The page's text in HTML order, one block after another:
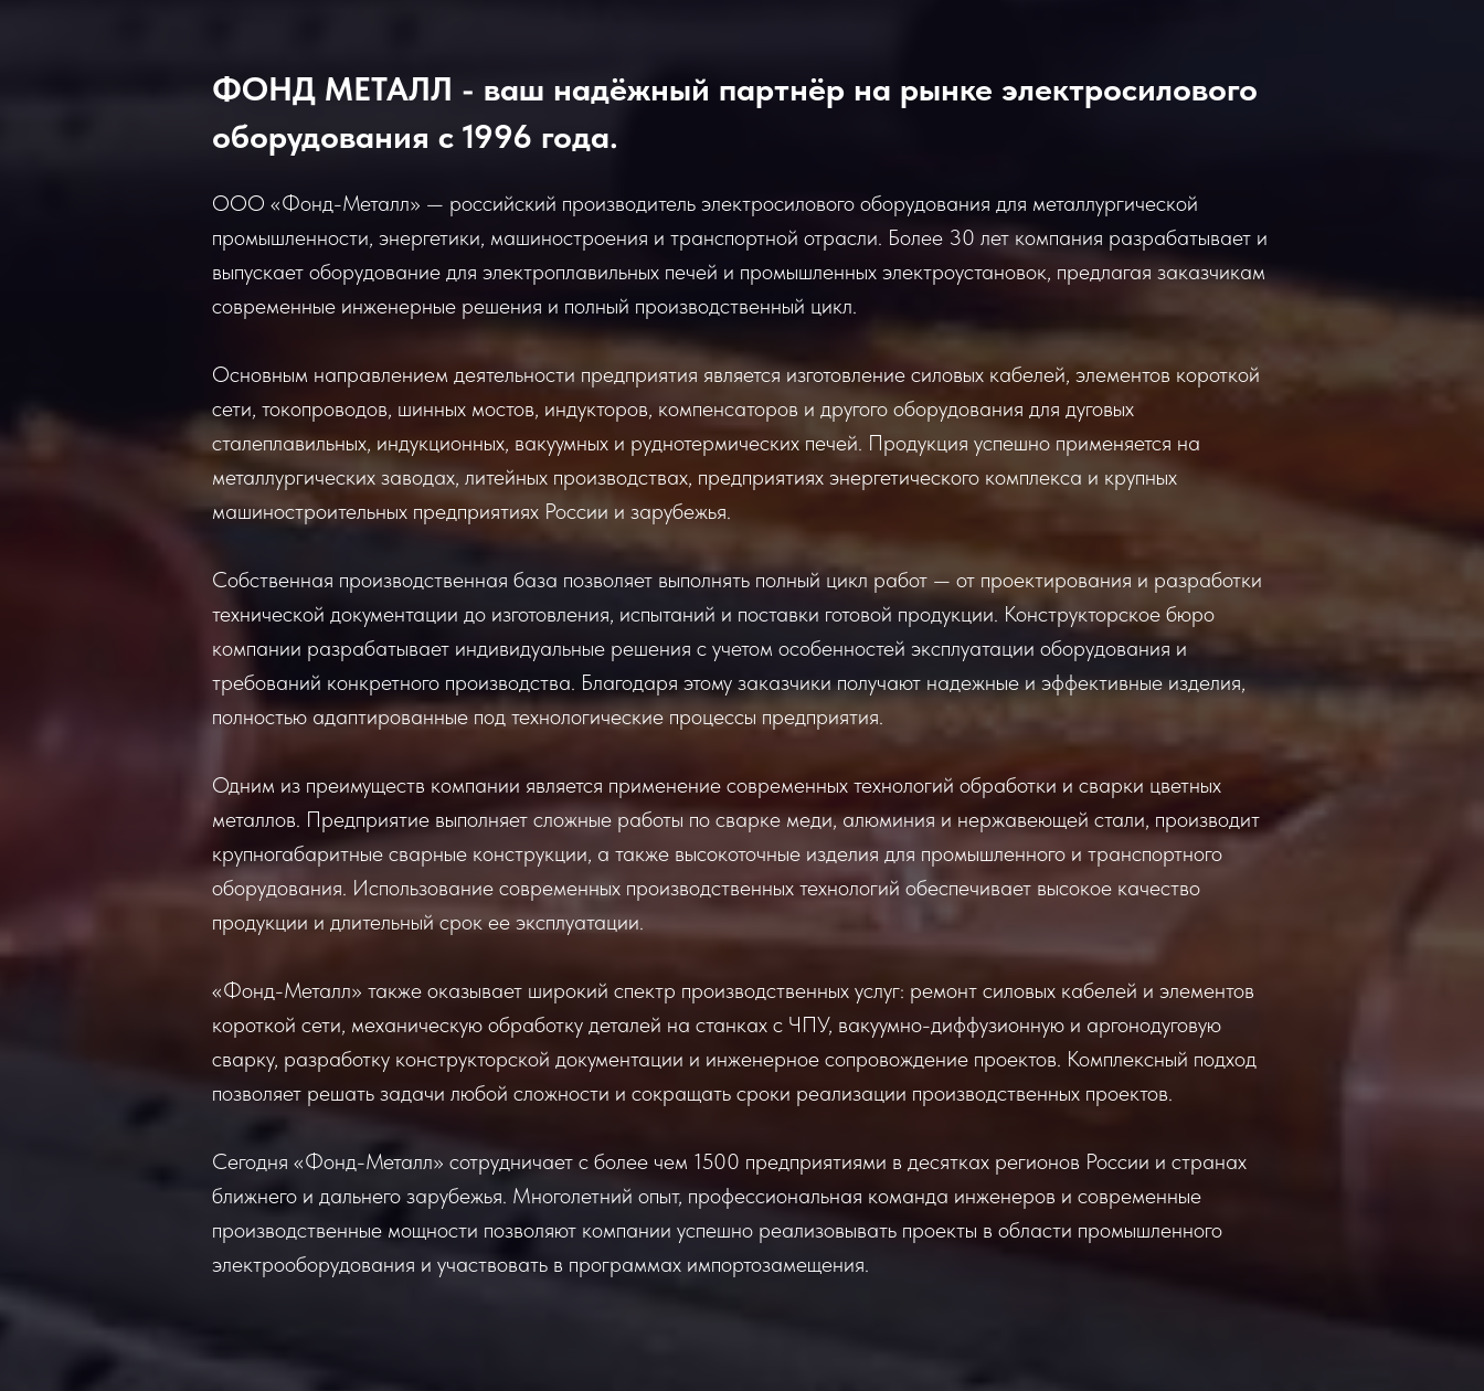
ФОНД МЕТАЛЛ - ваш надёжный партнёр на рынке электросилового
оборудования с 1996 года.
ООО «Фонд-Металл» — российский производитель электросилового оборудования для металлургической
промышленности, энергетики, машиностроения и транспортной отрасли. Более 30 лет компания разрабатывает и
выпускает оборудование для электроплавильных печей и промышленных электроустановок, предлагая заказчикам
современные инженерные решения и полный производственный цикл.
Основным направлением деятельности предприятия является изготовление силовых кабелей, элементов короткой
сети, токопроводов, шинных мостов, индукторов, компенсаторов и другого оборудования для дуговых
сталеплавильных, индукционных, вакуумных и руднотермических печей. Продукция успешно применяется на
металлургических заводах, литейных производствах, предприятиях энергетического комплекса и крупных
машиностроительных предприятиях России и зарубежья.
Собственная производственная база позволяет выполнять полный цикл работ — от проектирования и разработки
технической документации до изготовления, испытаний и поставки готовой продукции. Конструкторское бюро
компании разрабатывает индивидуальные решения с учетом особенностей эксплуатации оборудования и
требований конкретного производства. Благодаря этому заказчики получают надежные и эффективные изделия,
полностью адаптированные под технологические процессы предприятия.
Одним из преимуществ компании является применение современных технологий обработки и сварки цветных
металлов. Предприятие выполняет сложные работы по сварке меди, алюминия и нержавеющей стали, производит
крупногабаритные сварные конструкции, а также высокоточные изделия для промышленного и транспортного
оборудования. Использование современных производственных технологий обеспечивает высокое качество
продукции и длительный срок ее эксплуатации.
«Фонд-Металл» также оказывает широкий спектр производственных услуг: ремонт силовых кабелей и элементов
короткой сети, механическую обработку деталей на станках с ЧПУ, вакуумно-диффузионную и аргонодуговую
сварку, разработку конструкторской документации и инженерное сопровождение проектов. Комплексный подход
позволяет решать задачи любой сложности и сокращать сроки реализации производственных проектов.
Сегодня «Фонд-Металл» сотрудничает с более чем 1500 предприятиями в десятках регионов России и странах
ближнего и дальнего зарубежья. Многолетний опыт, профессиональная команда инженеров и современные
производственные мощности позволяют компании успешно реализовывать проекты в области промышленного
электрооборудования и участвовать в программах импортозамещения.